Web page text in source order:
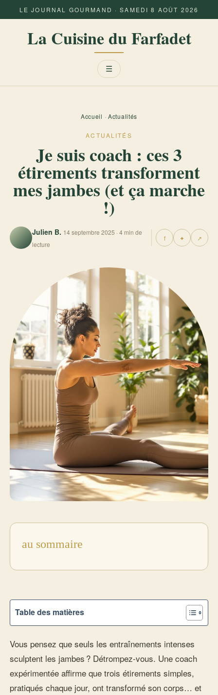
LE JOURNAL GOURMAND · SAMEDI 8 AOÛT 2026
La Cuisine du Farfadet
Menu
☰
Accueil · Actualités
ACTUALITÉS
Je suis coach : ces 3
étirements transforment
mes jambes (et ça marche
!)
Julien B. 14 septembre 2025 · 4 min de
lecture
f ✦ ↗
au sommaire
Table des matières
Vous pensez que seuls les entraînements intenses
sculptent les jambes ? Détrompez-vous. Une coach
expérimentée affirme que trois étirements simples,
pratiqués chaque jour, ont transformé son corps… et